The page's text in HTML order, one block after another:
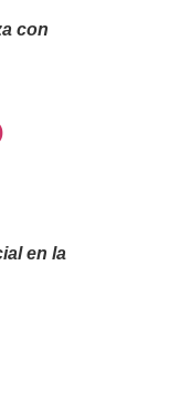
con
en la